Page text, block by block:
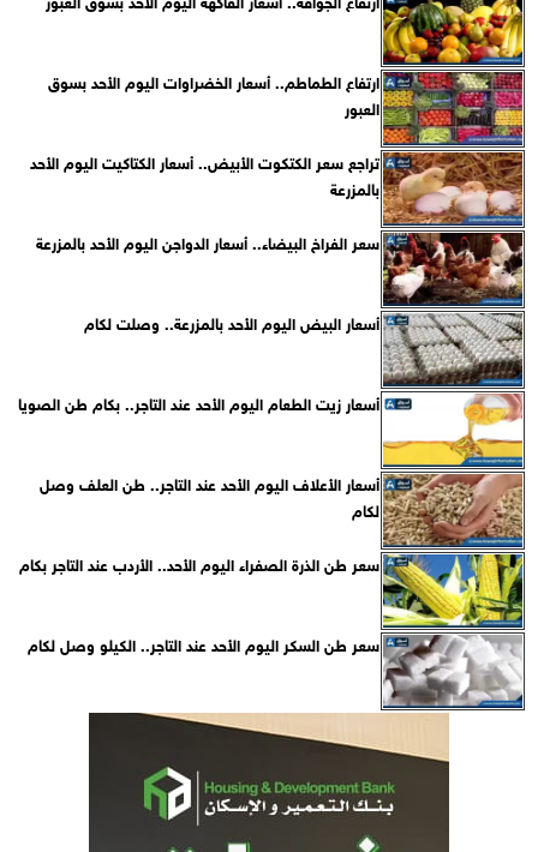
ارتفاع الطماطم.. أسعار الخضراوات اليوم الأحد بسوق
العبور
تراجع سعر الكتكوت الأبيض.. أسعار الكتاكيت اليوم الأحد
بالمزرعة
سعر الفراخ البيضاء.. أسعار الدواجن اليوم الأحد بالمزرعة
أسعار البيض اليوم الأحد بالمزرعة.. وصلت لكام
أسعار زيت الطعام اليوم الأحد عند التاجر.. بكام طن الصويا
أسعار الأعلاف اليوم الأحد عند التاجر.. طن العلف وصل
لكام
سعر طن الذرة الصفراء اليوم الأحد.. الأردب عند التاجر بكام
سعر طن السكر اليوم الأحد عند التاجر.. الكيلو وصل لكام